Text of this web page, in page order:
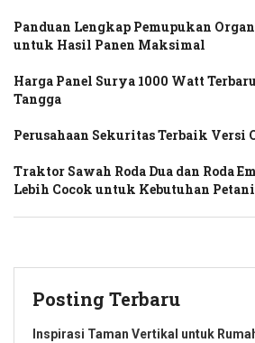
Panduan Lengkap Pemupukan
untuk Hasil Panen Maksimal
Harga Panel Surya 1000 Watt
Tangga
Perusahaan Sekuritas Terbaik Versi
Traktor Sawah Roda Dua dan Roda
Lebih Cocok untuk Kebutuhan
Posting Terbaru
Inspirasi Taman Vertikal untuk